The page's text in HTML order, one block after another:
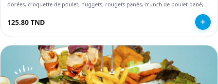
dorées, croquette de poulet, nuggets, rougets panés, crunch de poulet pané,
fingers, boulette de fromage, oeufs, assortiment de sauces, salade, frites, pâte
Arabiata, pâte al pesto y compris 5 dt frais d'emballage
125.80 TND